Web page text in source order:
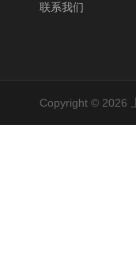
联系我们
Copyright © 2026